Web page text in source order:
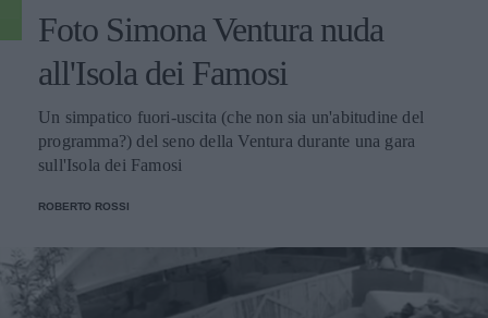
Foto Simona Ventura nuda
all'Isola dei Famosi
Un simpatico fuori-uscita (che non sia un'abitudine del
programma?) del seno della Ventura durante una gara
sull'Isola dei Famosi
ROBERTO ROSSI